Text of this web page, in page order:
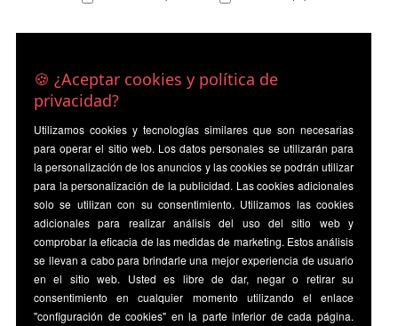
🍪 ¿Aceptar cookies y política de
privacidad?
Utilizamos cookies y tecnologías similares que son necesarias
para operar el sitio web. Los datos personales se utilizarán para
la personalización de los anuncios y las cookies se podrán utilizar
para la personalización de la publicidad. Las cookies adicionales
solo se utilizan con su consentimiento. Utilizamos las cookies
adicionales para realizar análisis del uso del sitio web y
comprobar la eficacia de las medidas de marketing. Estos análisis
se llevan a cabo para brindarle una mejor experiencia de usuario
en el sitio web. Usted es libre de dar, negar o retirar su
consentimiento en cualquier momento utilizando el enlace
"configuración de cookies" en la parte inferior de cada página.